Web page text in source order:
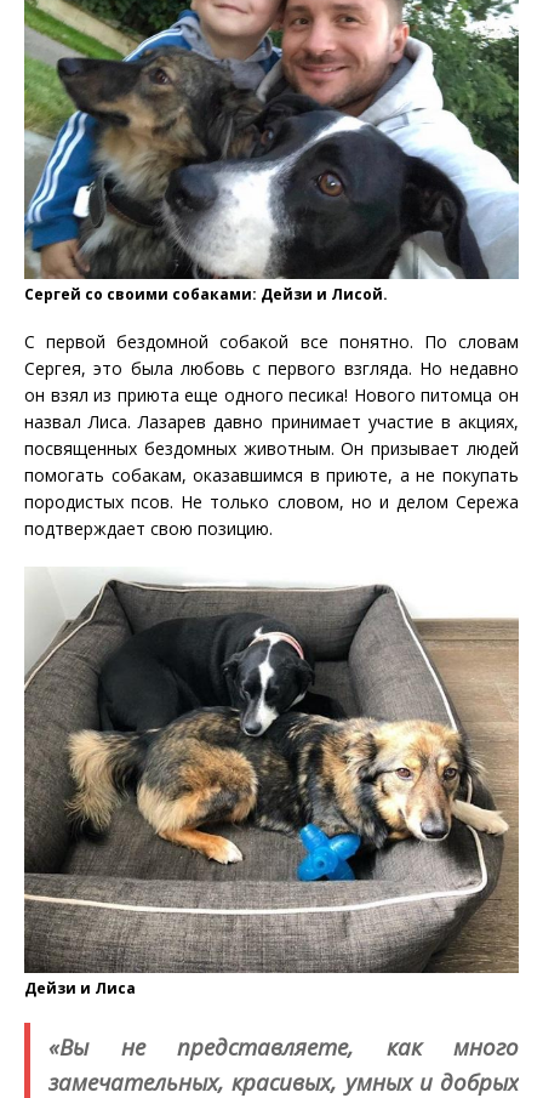
Сергей со своими собаками: Дейзи и Лисой.
С первой бездомной собакой все понятно. По словам
Сергея, это была любовь с первого взгляда. Но недавно
он взял из приюта еще одного песика! Нового питомца он
назвал Лиса. Лазарев давно принимает участие в акциях,
посвященных бездомных животным. Он призывает людей
помогать собакам, оказавшимся в приюте, а не покупать
породистых псов. Не только словом, но и делом Сережа
подтверждает свою позицию.
Дейзи и Лиса
«Вы не представляете, как много
замечательных, красивых, умных и добрых